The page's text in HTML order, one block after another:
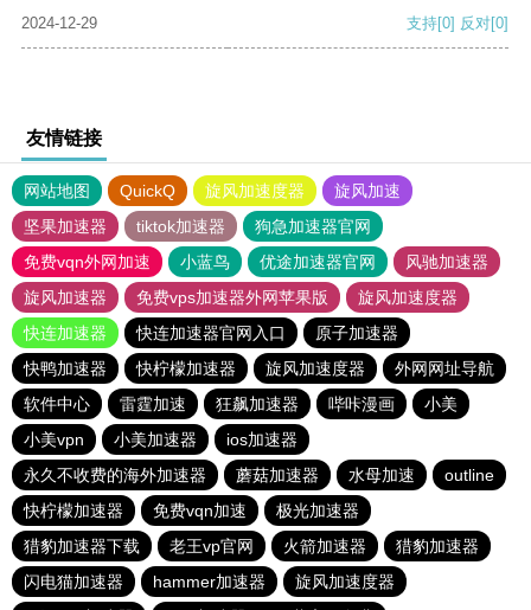
2024-12-29
支持[0] 反对[0]
友情链接
网站地图 QuickQ 旋风加速度器
旋风加速
坚果加速器
tiktok加速器
狗急加速器官网
免费vqn外网加速
小蓝鸟 优途加速器官网
风驰加速器
旋风加速器
免费vps加速器外网苹果版
旋风加速度器
快连加速器
快连加速器官网入口
原子加速器
快鸭加速器
快柠檬加速器 旋风加速度器
外网网址导航
软件中心
雷霆加速 狂飙加速器 哔咔漫画
小美
小美vpn
小美加速器
ios加速器
永久不收费的海外加速器
蘑菇加速器 水母加速
outline
快柠檬加速器
免费vqn加速
极光加速器
猎豹加速器下载
老王vp官网 火箭加速器
猎豹加速器
闪电猫加速器
hammer加速器
旋风加速度器